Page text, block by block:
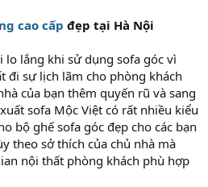
cao cấp đẹp tại Hà Nội
lo lắng khi sử dụng sofa góc vì
đi sự lịch lãm cho phòng khách
của bạn thêm quyến rũ và sang
sofa Mộc Việt có rất nhiều kiểu
bộ ghế sofa góc đẹp cho các bạn
theo sở thích của chủ nhà mà
nội thất phòng khách phù hợp